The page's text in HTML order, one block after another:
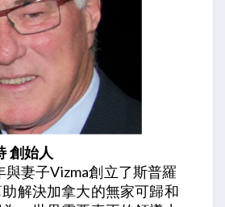
創始人
妻子Vizma創立了斯普羅
解決加拿大的無家可歸和